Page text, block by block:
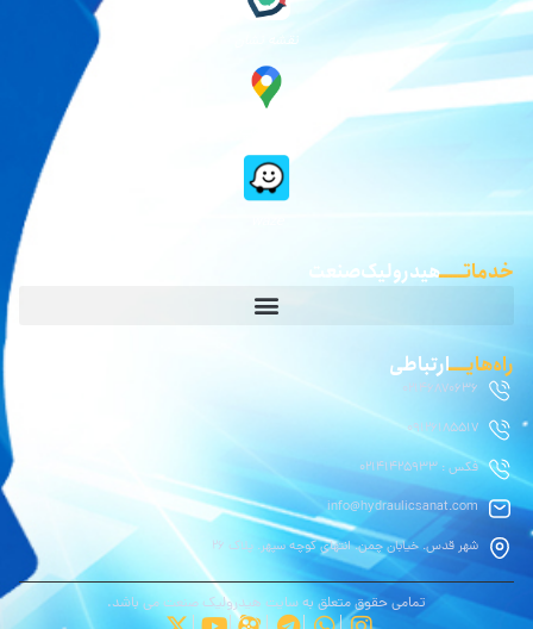
نقشه نشان
خدماتـــــهیدرولیک صنعت
راه‌هایــــارتباطی
02146870636
09126185517
فکس : 02141425933
info@hydraulicsanat.com
شهر قدس. خیابان چمن. انتهای کوچه سپهر. پلاک ۲۶
تمامی حقوق متعلق به سایت هیدرولیک صنعت می باشد.